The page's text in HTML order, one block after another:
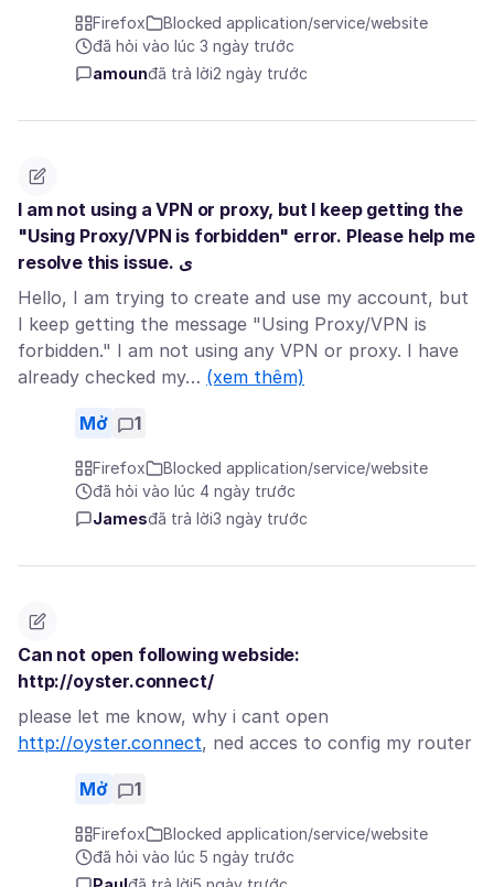
Firefox
Blocked application/service/website
đã hỏi vào lúc 3 ngày trước
amounđã trả lời2 ngày trước
I am not using a VPN or proxy, but I keep getting the
"Using Proxy/VPN is forbidden" error. Please help me
resolve this issue. ی
Hello, I am trying to create and use my account, but
I keep getting the message "Using Proxy/VPN is
forbidden." I am not using any VPN or proxy. I have
already checked my… (xem thêm)
Mở 1
Firefox
Blocked application/service/website
đã hỏi vào lúc 4 ngày trước
Jamesđã trả lời3 ngày trước
Can not open following webside:
http://oyster.connect/
please let me know, why i cant open
http://oyster.connect, ned acces to config my router
Mở 1
Firefox
Blocked application/service/website
đã hỏi vào lúc 5 ngày trước